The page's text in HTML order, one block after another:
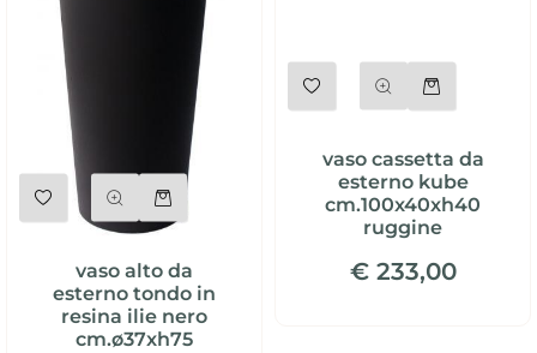
vaso alto da
esterno tondo in
resina ilie nero
cm.ø37xh75
vaso cassetta da
esterno kube
cm.100x40xh40
ruggine
€ 233,00